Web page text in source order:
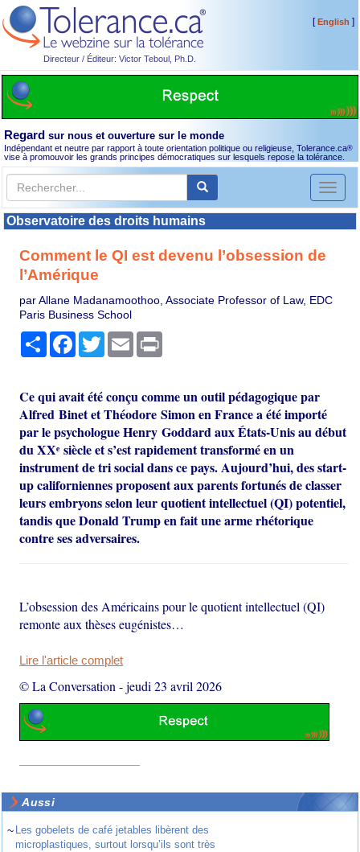
Directeur / Éditeur: Victor Teboul, Ph.D.
[English ]
Regard sur nous et ouverture sur le monde
Indépendant et neutre par rapport à toute orientation politique ou religieuse, Tolerance.ca®
vise à promouvoir les grands principes démocratiques sur lesquels repose la tolérance.
Toggle
Observatoire des droits humains
Comment le QI est devenu l’obsession de
l’Amérique
par Allane Madanamoothoo, Associate Professor of Law, EDC
Paris Business School
PartagerFacebook
TwitterEmail
Ce qui avait été conçu comme un outil pédagogique par
Alfred Binet et Théodore Simon en France a été importé
par le psychologue Henry Goddard aux États-Unis au début
du XXᵉ siècle et s’est rapidement transformé en un
instrument de tri social dans ce pays. Aujourd’hui, des start-
up californiennes proposent aux parents fortunés de classer
leurs embryons selon leur quotient intellectuel (QI) potentiel,
tandis que Donald Trump en fait une arme rhétorique
contre ses adversaires.
L’obsession des Américains pour le quotient intellectuel (QI)
remonte aux thèses eugénistes…
Lire l'article complet
© La Conversation -jeudi 23 avril 2026
Aussi
~ Les gobelets de café jetables libèrent des
microplastiques, surtout lorsqu’ils sont très